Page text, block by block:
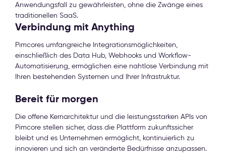
Anwendungsfall zu gewährleisten, ohne die Zwänge eines
traditionellen SaaS.
Verbindung mit Anything
Pimcores umfangreiche Integrationsmöglichkeiten,
einschließlich des Data Hub, Webhooks und Workflow-
Automatisierung, ermöglichen eine nahtlose Verbindung mit
Ihren bestehenden Systemen und Ihrer Infrastruktur.
Bereit für morgen
Die offene Kernarchitektur und die leistungsstarken APIs von
Pimcore stellen sicher, dass die Plattform zukunftssicher
bleibt und es Unternehmen ermöglicht, kontinuierlich zu
innovieren und sich an veränderte Bedürfnisse anzupassen.